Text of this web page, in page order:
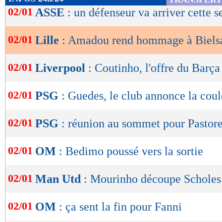
de
OK
02/01 ASSE : un défenseur va arriver cette
02/01 Lille : Amadou rend hommage à
02/01 Liverpool : Coutinho, l'offre du Barça
02/01 PSG : Guedes, le club annonce la
02/01 PSG : réunion au sommet pour
02/01 OM : Bedimo poussé vers la sortie
02/01 Man Utd : Mourinho découpe
02/01 OM : ça sent la fin pour Fanni